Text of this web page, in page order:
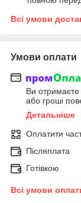
Всі умови
Умови оплати
Ви
або гроші
Детальніше
Оплатити
Післяплата
Готівкою
Всі умови